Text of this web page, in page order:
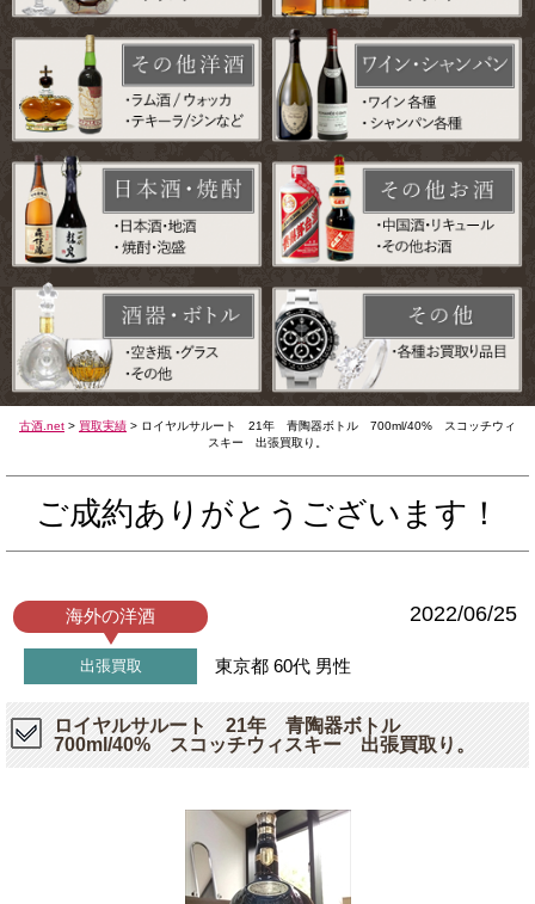
古酒.net > 買取実績 > ロイヤルサルート 21年 青陶器ボトル 700ml/40% スコッチウィ
スキー 出張買取り。
ご成約ありがとうございます！
海外の洋酒 2022/06/25
出張買取 東京都 60代 男性
ロイヤルサルート 21年 青陶器ボトル
700ml/40% スコッチウィスキー 出張買取り。